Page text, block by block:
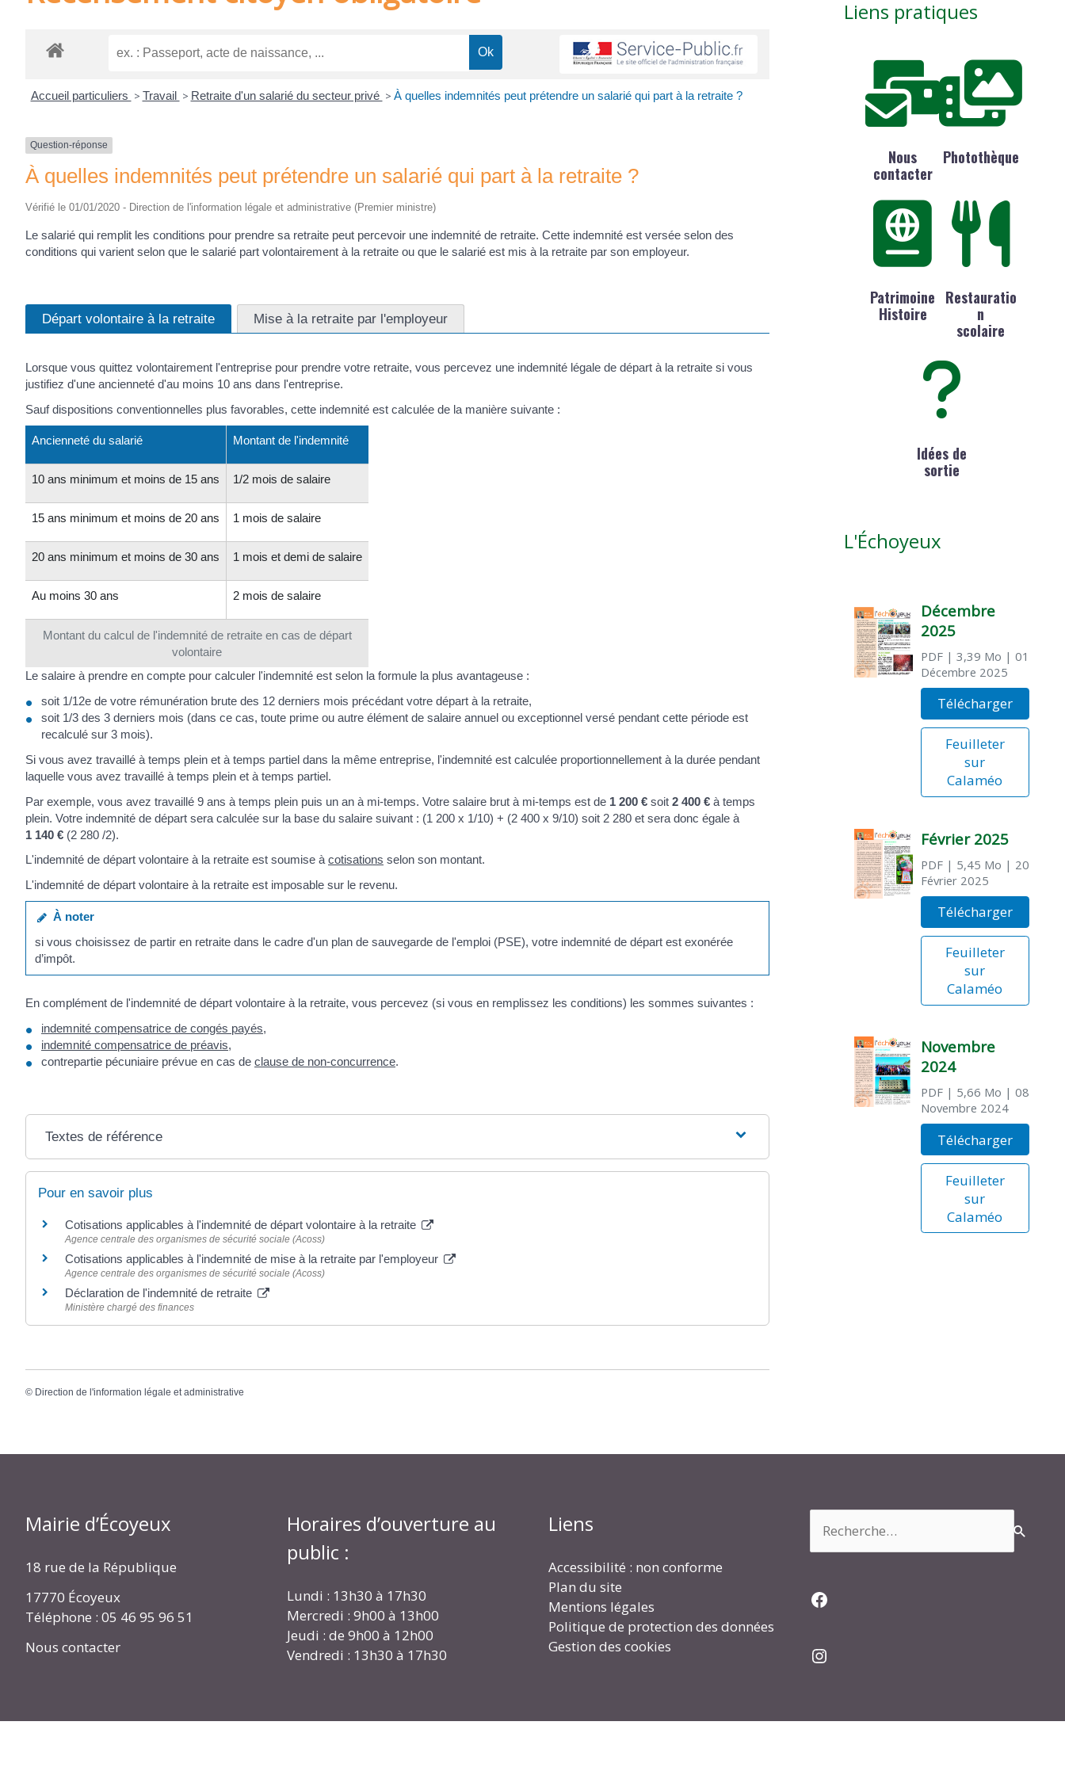
Accueil particuliers > Travail > Retraite d'un salarié du secteur privé > À quelles indemnités peut prétendre un salarié qui part à la retraite ?
Question-réponse
À quelles indemnités peut prétendre un salarié qui part à la retraite ?
Vérifié le 01/01/2020 - Direction de l'information légale et administrative (Premier ministre)
Le salarié qui remplit les conditions pour prendre sa retraite peut percevoir une indemnité de retraite. Cette indemnité est versée selon des
conditions qui varient selon que le salarié part volontairement à la retraite ou que le salarié est mis à la retraite par son employeur.
Départ volontaire à la retraite Mise à la retraite par l'employeur
Lorsque vous quittez volontairement l'entreprise pour prendre votre retraite, vous percevez une indemnité légale de départ à la retraite si vous
justifiez d'une ancienneté d'au moins 10 ans dans l'entreprise.
Sauf dispositions conventionnelles plus favorables, cette indemnité est calculée de la manière suivante :
Montant du calcul de l'indemnité de retraite en cas de départ
volontaire
Ancienneté du salarié Montant de l'indemnité
10 ans minimum et moins de 15 ans 1/2 mois de salaire
15 ans minimum et moins de 20 ans 1 mois de salaire
20 ans minimum et moins de 30 ans 1 mois et demi de salaire
Au moins 30 ans 2 mois de salaire
Le salaire à prendre en compte pour calculer l'indemnité est selon la formule la plus avantageuse :
soit 1/12e de votre rémunération brute des 12 derniers mois précédant votre départ à la retraite,
soit 1/3 des 3 derniers mois (dans ce cas, toute prime ou autre élément de salaire annuel ou exceptionnel versé pendant cette période est
recalculé sur 3 mois).
Si vous avez travaillé à temps plein et à temps partiel dans la même entreprise, l'indemnité est calculée proportionnellement à la durée pendant
laquelle vous avez travaillé à temps plein et à temps partiel.
Par exemple, vous avez travaillé 9 ans à temps plein puis un an à mi-temps. Votre salaire brut à mi-temps est de 1 200 € soit 2 400 € à temps
plein. Votre indemnité de départ sera calculée sur la base du salaire suivant : (1 200 x 1/10) + (2 400 x 9/10) soit 2 280 et sera donc égale à
1 140 € (2 280 /2).
L'indemnité de départ volontaire à la retraite est soumise à cotisations selon son montant.
L'indemnité de départ volontaire à la retraite est imposable sur le revenu.
À noter
si vous choisissez de partir en retraite dans le cadre d'un plan de sauvegarde de l'emploi (PSE), votre indemnité de départ est exonérée
d’impôt.
En complément de l'indemnité de départ volontaire à la retraite, vous percevez (si vous en remplissez les conditions) les sommes suivantes :
indemnité compensatrice de congés payés,
indemnité compensatrice de préavis,
contrepartie pécuniaire prévue en cas de clause de non-concurrence.
Textes de référence
Pour en savoir plus
Cotisations applicables à l'indemnité de départ volontaire à la retraite
Agence centrale des organismes de sécurité sociale (Acoss)
Cotisations applicables à l'indemnité de mise à la retraite par l'employeur
Agence centrale des organismes de sécurité sociale (Acoss)
Déclaration de l'indemnité de retraite
Ministère chargé des finances
© Direction de l'information légale et administrative
Liens pratiques
Nous
contacter
Photothèque
Patrimoine
Histoire
Restauratio
n
scolaire
Idées de
sortie
L'Échoyeux
Décembre
2025
PDF| 3,39 Mo | 01
Décembre 2025
Télécharger
Feuilleter
sur
Calaméo
Février 2025
PDF| 5,45 Mo | 20
Février 2025
Télécharger
Feuilleter
sur
Calaméo
Novembre
2024
PDF| 5,66 Mo | 08
Novembre 2024
Télécharger
Feuilleter
sur
Calaméo
Mairie d’Écoyeux
18 rue de la République
17770 Écoyeux
Téléphone : 05 46 95 96 51
Nous contacter
Horaires d’ouverture au
public :
Lundi : 13h30 à 17h30
Mercredi : 9h00 à 13h00
Jeudi : de 9h00 à 12h00
Vendredi : 13h30 à 17h30
Liens
Accessibilité : non conforme
Plan du site
Mentions légales
Politique de protection des données
Gestion des cookies
Facebook
Instagram